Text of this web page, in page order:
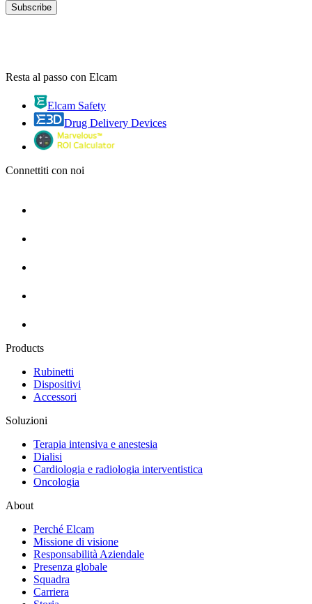
Resta al passo con Elcam
Elcam Safety
Drug Delivery Devices
Connettiti con noi
Products
Rubinetti
Dispositivi
Accessori
Soluzioni
Terapia intensiva e anestesia
Dialisi
Cardiologia e radiologia interventistica
Oncologia
About
Perché Elcam
Missione di visione
Responsabilità Aziendale
Presenza globale
Squadra
Carriera